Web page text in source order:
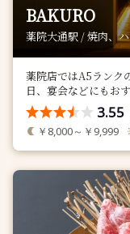
BAKURO
薬院大通駅 / 焼肉、
薬院店ではA5ランク
日、宴会などにもお
3.55
￥8,000～￥9,999